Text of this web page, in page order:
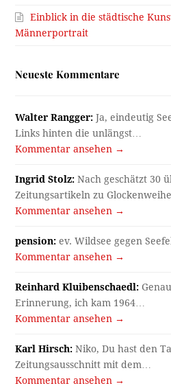
Einblick in die städtische
Männerportrait
Neueste Kommentare
Walter Rangger: Ja, eindeutig
Links hinten die unlängst…
Kommentar ansehen →
Ingrid Stolz: Nach geschätzt 30
Zeitungsartikeln zu
Kommentar ansehen →
pension: ev. Wildsee gegen
Kommentar ansehen →
Reinhard Kluibenschaedl:
Erinnerung, ich kam 1964…
Kommentar ansehen →
Karl Hirsch: Niko, Du hast den
Zeitungsausschnitt mit dem…
Kommentar ansehen →